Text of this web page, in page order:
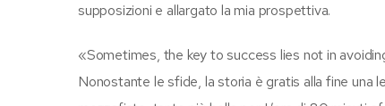
supposizioni e allargato la mia prospettiva.
«Sometimes, the key to success lies not in
Nonostante le sfide, la storia è gratis alla fine una